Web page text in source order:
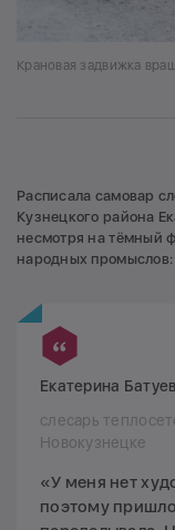
Крановая задвижка
Расписала самовар
Кузнецкого района
несмотря на тёмный
народных
Екатерина
слесарь
Новокузнецке
«У меня нет
поэтому